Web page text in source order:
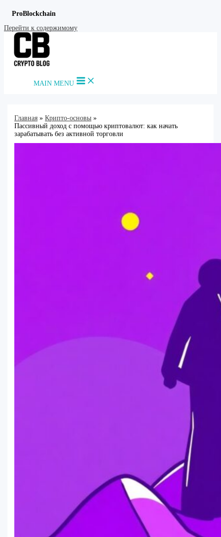
ProBlockchain
Перейти к содержимому
MAIN MENU
Главная
Крипто-основы
Пассивный доход с помощью криптовалют: как начать
зарабатывать без активной торговли